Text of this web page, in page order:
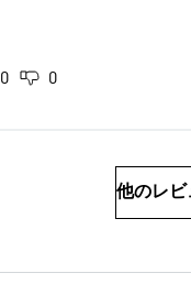
0 0
他のレビ